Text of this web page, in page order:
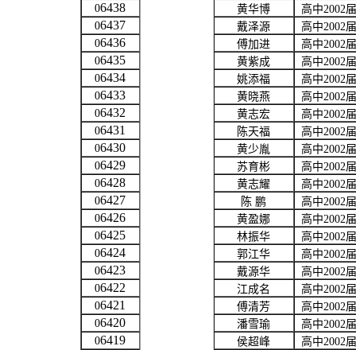
06438 黄华博 高中2002届
06437 戴泽源 高中2002届
06436 傅加进 高中2002届
06435 黄紫成 高中2002届
06434 姚添福 高中2002届
06433 黄晓燕 高中2002届
06432 黄志宏 高中2002届
06431 陈天福 高中2002届
06430 黄少胤 高中2002届
06429 苏育彬 高中2002届
06428 黄志耀 高中2002届
06427 陈 鹏 高中2002届
06426 黄盈娜 高中2002届
06425 林振华 高中2002届
06424 郭江华 高中2002届
06423 戴源华 高中2002届
06422 江成名 高中2002届
06421 傅清芳 高中2002届
06420 潘雪瑜 高中2002届
06419 侯超峰 高中2002届